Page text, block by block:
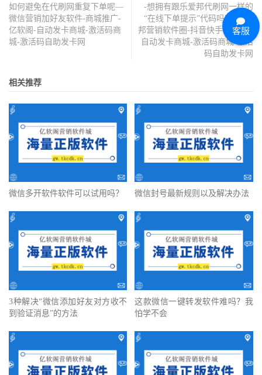
如何避免在代刷网重复下单呢—
微信营销加好友软件-商城推广-
亿软阁-自动发卡商城-激活码商
城-激活码自助发卡网
-想拥有跟乐爱邦代刷网一样的
“在线下单提示”代码吗？_乐爱
邦营销软件圈-抖音快手-亿软阁-
自动发卡商城-激活码商城-激活
码自助发卡网
相关推荐
微信多开软件软件可以试用吗？ 微信封号最新规则以及解决办法
3种解决“微信添加好友对方收不
到验证消息”的方法
这款微信一键转发软件难吗？我
怕学不会
客服